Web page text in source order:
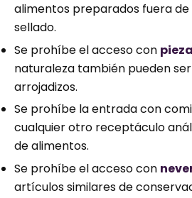
alimentos preparados fuera de
sellado.
Se prohíbe el acceso con
naturaleza también pueden
arrojadizos.
Se prohíbe la entrada con
cualquier otro receptáculo
de alimentos.
Se prohíbe el acceso con
artículos similares de